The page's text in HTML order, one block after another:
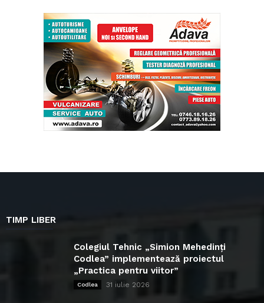
TIMP LIBER
Colegiul Tehnic „Simion Mehedinți
Codlea” implementează proiectul
„Practica pentru viitor”
Codlea 31 iulie 2026